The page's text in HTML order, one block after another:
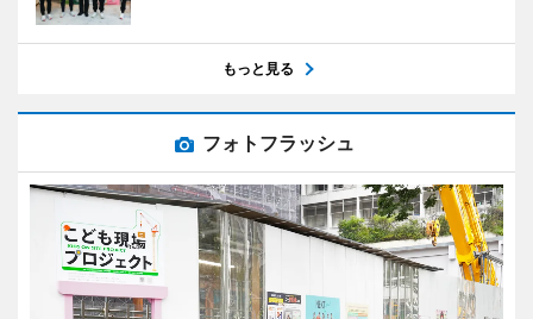
もっと見る
フォトフラッシュ